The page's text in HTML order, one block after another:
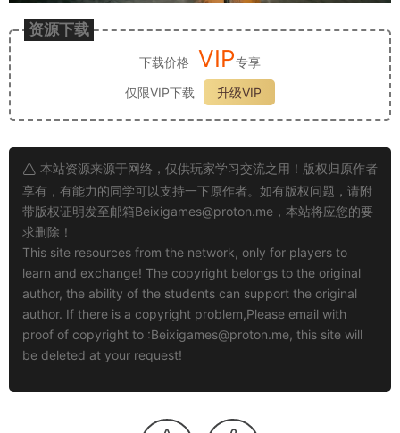
资源下载
下载价格 VIP专享
仅限VIP下载
升级VIP
本站资源来源于网络，仅供玩家学习交流之用！版权归原作者
享有，有能力的同学可以支持一下原作者。如有版权问题，请附
带版权证明发至邮箱Beixigames@proton.me ，本站将应您的要
求删除！
This site resources from the network, only for players to
learn and exchange! The copyright belongs to the original
author, the ability of the students can support the original
author. If there is a copyright problem,Please email with
proof of copyright to :Beixigames@proton.me, this site will
be deleted at your request!